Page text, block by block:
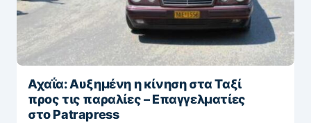
Αχαΐα: Αυξημένη η κίνηση στα Ταξί
προς τις παραλίες – Επαγγελματίες
στο Patrapress